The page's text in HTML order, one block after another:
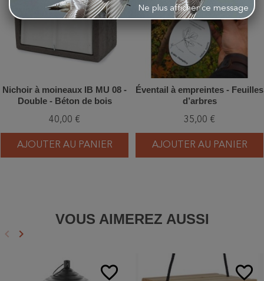
Nichoir à moineaux IB MU 08 -
Double - Béton de bois
40,00 €
AJOUTER AU PANIER
Éventail à empreintes - Feuilles
d’arbres
35,00 €
AJOUTER AU PANIER
VOUS AIMEREZ AUSSI
Précédent
keyboard_arrow_left Suivant
keyboard_arrow_right
favorite_border favorite_border
Ne plus afficher ce message